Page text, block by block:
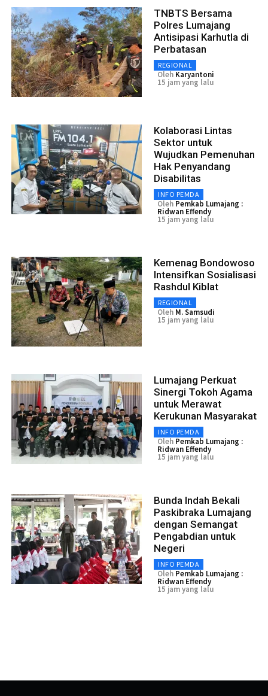
TNBTS Bersama
Polres Lumajang
Antisipasi Karhutla di
Perbatasan
REGIONAL
Oleh Karyantoni
15 jam yang lalu
Kolaborasi Lintas
Sektor untuk
Wujudkan Pemenuhan
Hak Penyandang
Disabilitas
INFO PEMDA
Oleh Pemkab Lumajang :
Ridwan Effendy
15 jam yang lalu
Kemenag Bondowoso
Intensifkan Sosialisasi
Rashdul Kiblat
REGIONAL
Oleh M. Samsudi
15 jam yang lalu
Lumajang Perkuat
Sinergi Tokoh Agama
untuk Merawat
Kerukunan Masyarakat
INFO PEMDA
Oleh Pemkab Lumajang :
Ridwan Effendy
15 jam yang lalu
Bunda Indah Bekali
Paskibraka Lumajang
dengan Semangat
Pengabdian untuk
Negeri
INFO PEMDA
Oleh Pemkab Lumajang :
Ridwan Effendy
15 jam yang lalu